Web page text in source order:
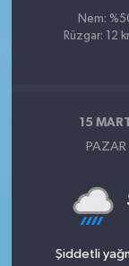
Nem:
Rüzgar: 12
15
PAZAR
Şiddetli